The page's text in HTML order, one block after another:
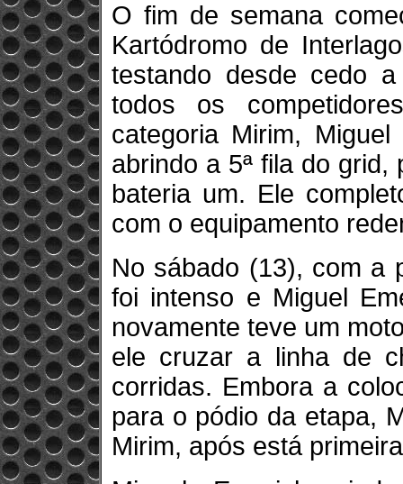
O fim de semana
Kartódromo de
testando desde cedo
todos os
categoria Mirim,
abrindo a 5ª fila do
bateria um. Ele
com o equipamento
No sábado (13), com a
foi intenso e Miguel
novamente teve um
ele cruzar a linha de
corridas. Embora a
para o pódio da etapa,
Mirim, após está